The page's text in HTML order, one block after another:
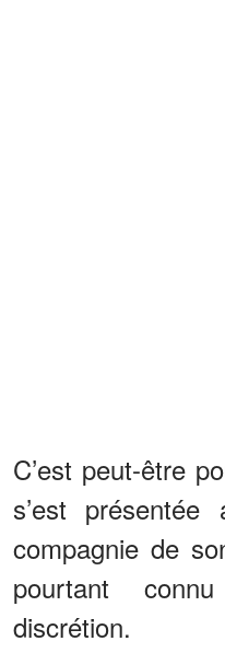
C’est peut-être
s’est
compagnie de
pourtant
discrétion.